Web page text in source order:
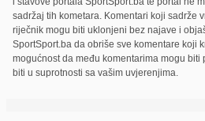
sadržaj tih kometara. Komentari koji sadrže
riječnik mogu biti uklonjeni bez najave i
SportSport.ba da obriše sve komentare koji
mogućnost da među komentarima mogu
biti u suprotnosti sa vašim uvjerenjima.